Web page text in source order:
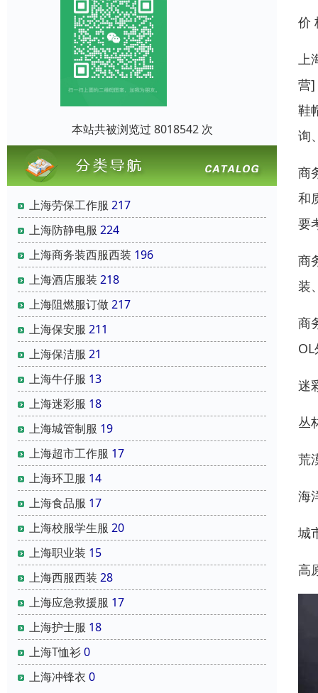
本站共被浏览过 8018542 次
上海劳保工作服 217
上海防静电服 224
上海商务装西服西装 196
上海酒店服装 218
上海阻燃服订做217
上海保安服 211
上海保洁服 21
上海牛仔服 13
上海迷彩服 18
上海城管制服 19
上海超市工作服 17
上海环卫服 14
上海食品服 17
上海校服学生服 20
上海职业装 15
上海西服西装 28
上海应急救援服 17
上海护士服 18
上海T恤衫0
上海冲锋衣 0
价
上
营]
鞋
询
商
和
要
商
装
商
迷
丛
荒
海
城
高